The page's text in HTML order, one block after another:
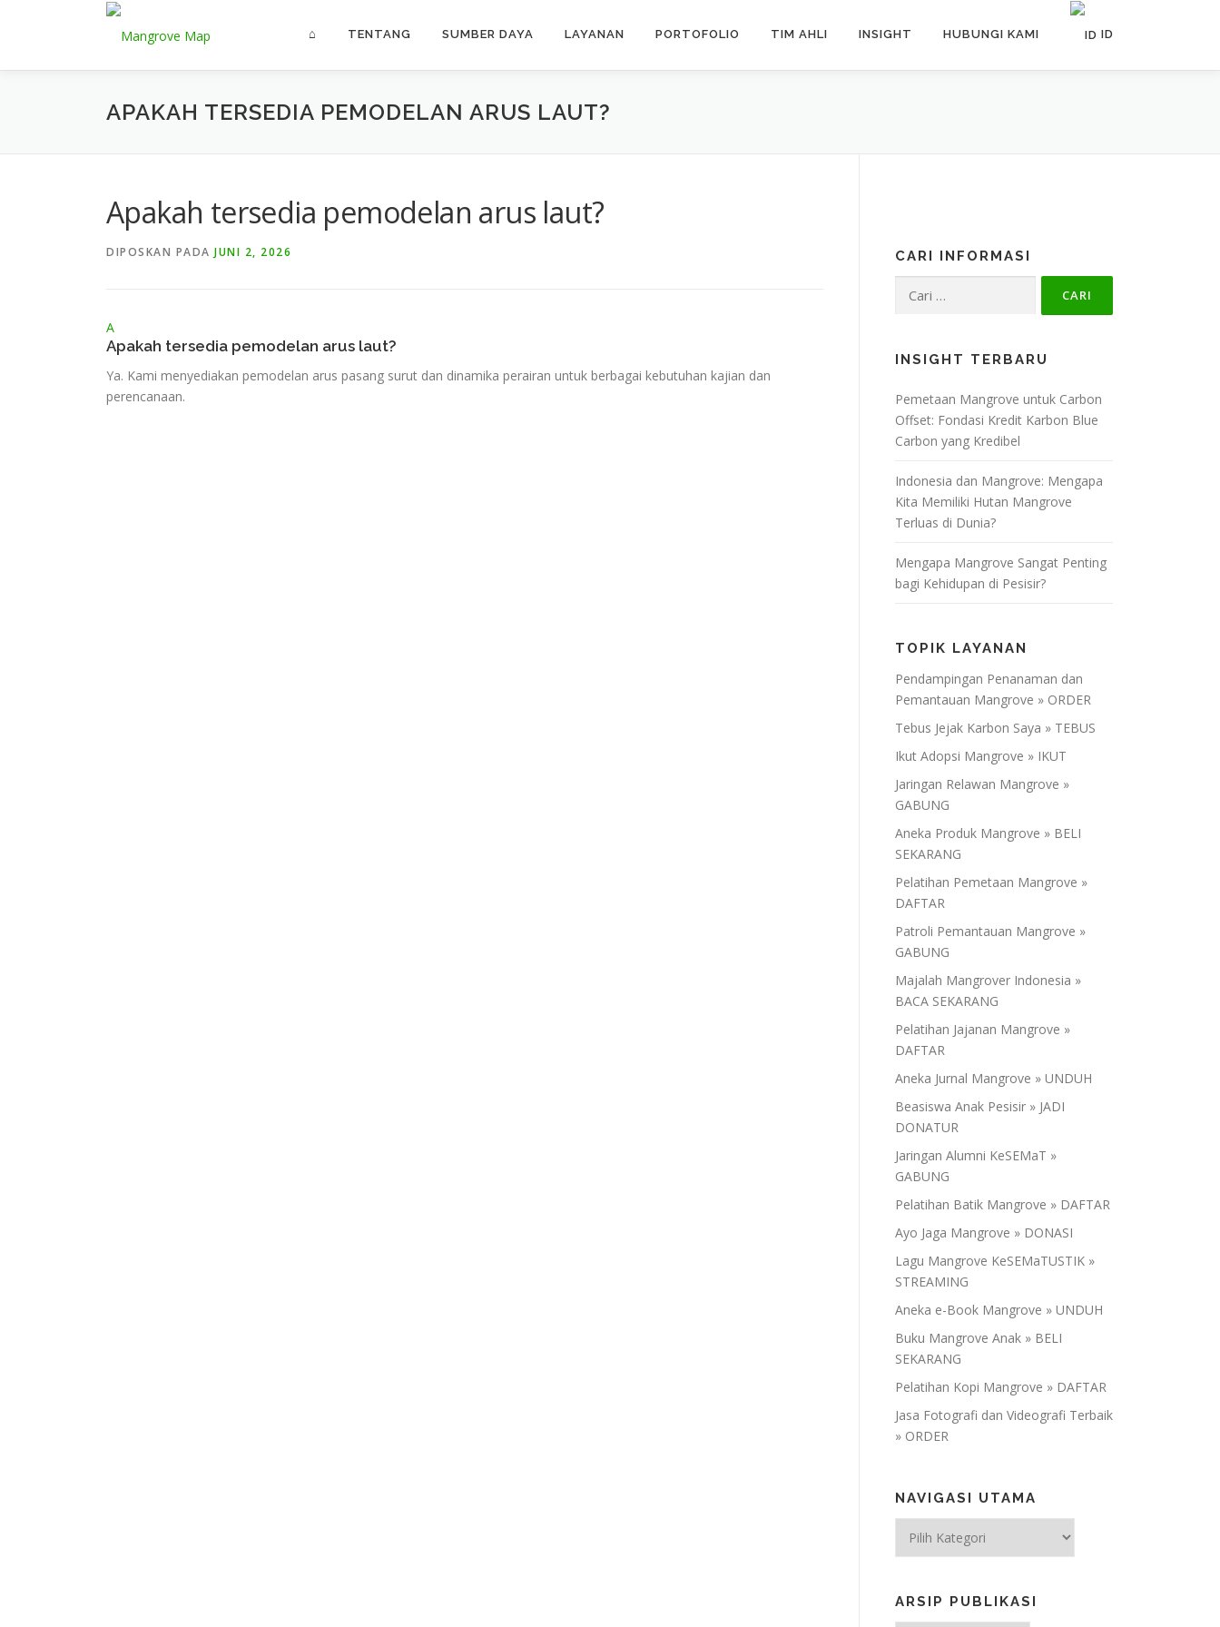
⌂ TENTANG SUMBER DAYA LAYANAN PORTOFOLIO TIM AHLI INSIGHT HUBUNGI KAMI ID
APAKAH TERSEDIA PEMODELAN ARUS LAUT?
Apakah tersedia pemodelan arus laut?
DIPOSKAN PADA JUNI 2, 2026
A
Apakah tersedia pemodelan arus laut?
Ya. Kami menyediakan pemodelan arus pasang surut dan dinamika perairan untuk berbagai kebutuhan kajian dan
perencanaan.
CARI INFORMASI
untuk:
INSIGHT TERBARU
Pemetaan Mangrove untuk Carbon
Offset: Fondasi Kredit Karbon Blue
Carbon yang Kredibel
Indonesia dan Mangrove: Mengapa
Kita Memiliki Hutan Mangrove
Terluas di Dunia?
Mengapa Mangrove Sangat Penting
bagi Kehidupan di Pesisir?
TOPIK LAYANAN
Pendampingan Penanaman dan
Pemantauan Mangrove » ORDER
Tebus Jejak Karbon Saya » TEBUS
Ikut Adopsi Mangrove » IKUT
Jaringan Relawan Mangrove »
GABUNG
Aneka Produk Mangrove » BELI
SEKARANG
Pelatihan Pemetaan Mangrove »
DAFTAR
Patroli Pemantauan Mangrove »
GABUNG
Majalah Mangrover Indonesia »
BACA SEKARANG
Pelatihan Jajanan Mangrove »
DAFTAR
Aneka Jurnal Mangrove » UNDUH
Beasiswa Anak Pesisir » JADI
DONATUR
Jaringan Alumni KeSEMaT »
GABUNG
Pelatihan Batik Mangrove » DAFTAR
Ayo Jaga Mangrove » DONASI
Lagu Mangrove KeSEMaTUSTIK »
STREAMING
Aneka e-Book Mangrove » UNDUH
Buku Mangrove Anak » BELI
SEKARANG
Pelatihan Kopi Mangrove » DAFTAR
Jasa Fotografi dan Videografi Terbaik
» ORDER
NAVIGASI UTAMA
UTAMA
ARSIP PUBLIKASI